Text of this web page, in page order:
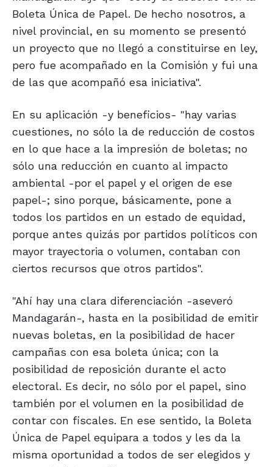
Boleta Única de Papel. De hecho nosotros, a
nivel provincial, en su momento se presentó
un proyecto que no llegó a constituirse en ley,
pero fue acompañado en la Comisión y fui una
de las que acompañó esa iniciativa".
En su aplicación -y beneficios- "hay varias
cuestiones, no sólo la de reducción de costos
en lo que hace a la impresión de boletas; no
sólo una reducción en cuanto al impacto
ambiental -por el papel y el origen de ese
papel-; sino porque, básicamente, pone a
todos los partidos en un estado de equidad,
porque antes quizás por partidos políticos con
mayor trayectoria o volumen, contaban con
ciertos recursos que otros partidos".
"Ahí hay una clara diferenciación -aseveró
Mandagarán-, hasta en la posibilidad de emitir
nuevas boletas, en la posibilidad de hacer
campañas con esa boleta única; con la
posibilidad de reposición durante el acto
electoral. Es decir, no sólo por el papel, sino
también por el volumen en la posibilidad de
contar con fiscales. En ese sentido, la Boleta
Única de Papel equipara a todos y les da la
misma oportunidad a todos de ser elegidos y